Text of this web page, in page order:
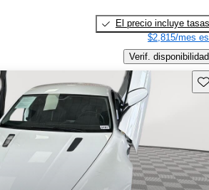
El precio incluye tasas
$2,815/mes
Verif. disponibilidad